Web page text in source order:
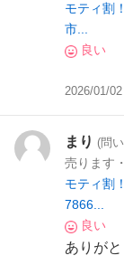
モティ割
市...
良い
2026/01/
まり (問
売ります
モティ割
7866...
良い
ありがと